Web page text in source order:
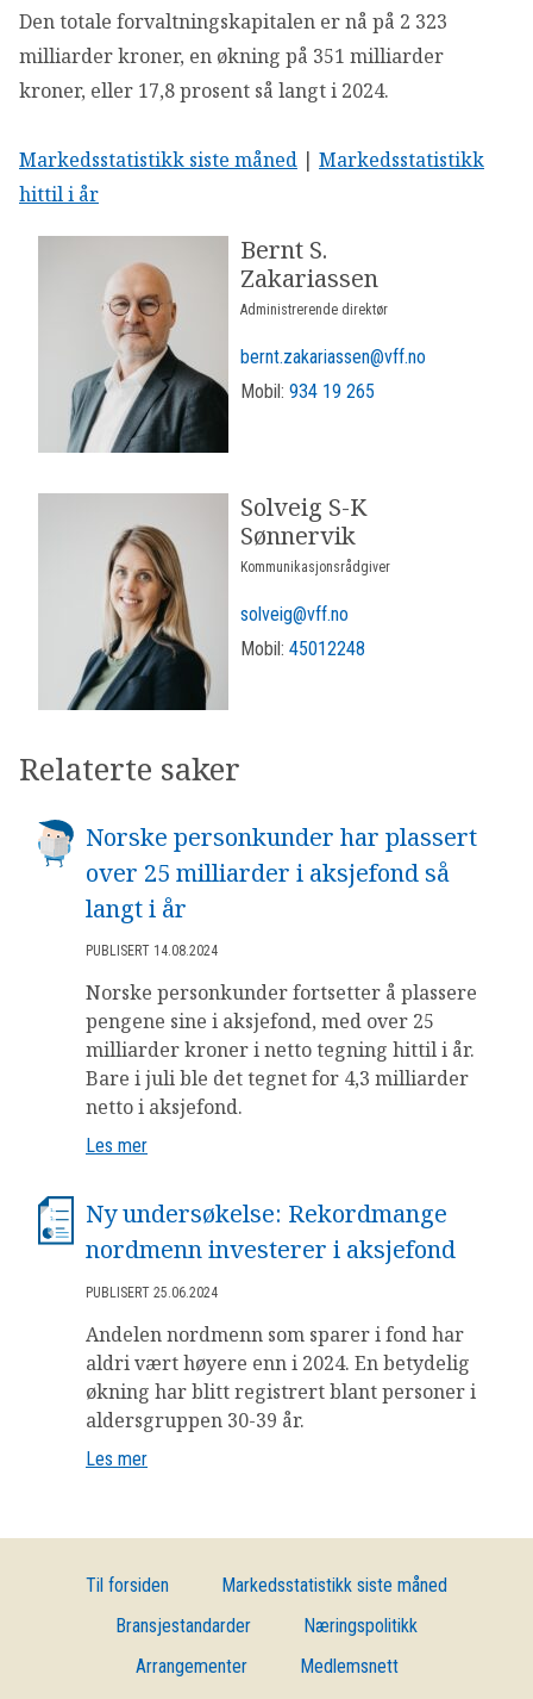
Den totale forvaltningskapitalen er nå på 2 323
milliarder kroner, en økning på 351 milliarder
kroner, eller 17,8 prosent så langt i 2024.
Markedsstatistikk siste måned | Markedsstatistikk
hittil i år
Bernt S.
Zakariassen
Administrerende direktør
bernt.zakariassen@vff.no
Mobil: 934 19 265
Solveig S-K
Sønnervik
Kommunikasjonsrådgiver
solveig@vff.no
Mobil: 45012248
Relaterte saker
Norske personkunder har plassert
over 25 milliarder i aksjefond så
langt i år
PUBLISERT 14.08.2024
Norske personkunder fortsetter å plassere
pengene sine i aksjefond, med over 25
milliarder kroner i netto tegning hittil i år.
Bare i juli ble det tegnet for 4,3 milliarder
netto i aksjefond.
Les mer
Ny undersøkelse: Rekordmange
nordmenn investerer i aksjefond
PUBLISERT 25.06.2024
Andelen nordmenn som sparer i fond har
aldri vært høyere enn i 2024. En betydelig
økning har blitt registrert blant personer i
aldersgruppen 30-39 år.
Les mer
Til forsiden
Markedsstatistikk siste måned
Bransjestandarder
Næringspolitikk
Arrangementer
Medlemsnett